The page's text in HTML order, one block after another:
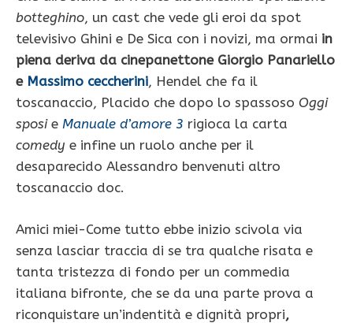
botteghino, un cast che vede gli eroi da spot
televisivo Ghini e De Sica con i novizi, ma ormai in
piena deriva da cinepanettone Giorgio Panariello
e Massimo ceccherini, Hendel che fa il
toscanaccio, Placido che dopo lo spassoso Oggi
sposie Manuale d’amore 3 rigioca la carta
comedy e infine un ruolo anche per il
desaparecido Alessandro benvenuti altro
toscanaccio doc.
Amici miei-Come tutto ebbe inizio scivola via
senza lasciar traccia di se tra qualche risata e
tanta tristezza di fondo per un commedia
italiana bifronte, che se da una parte prova a
riconquistare un’indentità e dignità propri,